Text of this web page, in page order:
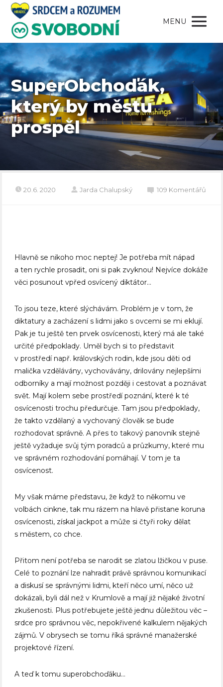
MENU
SuperObchoďák,
který by městu
prospěl
20.6. 2020 Jarda Chalupský 109 Komentářů
Hlavně se nikoho moc neptej! Je potřeba mít nápad
a ten rychle prosadit, oni si pak zvyknou! Nejvíce dokáže
věci posunout vpřed osvícený diktátor…
To jsou teze, které slýchávám. Problém je v tom, že
diktatury a zacházení s lidmi jako s ovcemi se mi eklují.
Pak je tu ještě ten prvek osvícenosti, který má ale také
určité předpoklady. Uměl bych si to představit
v prostředí např. královských rodin, kde jsou děti od
malička vzdělávány, vychovávány, drilovány nejlepšími
odborníky a mají možnost později i cestovat a poznávat
svět. Mají kolem sebe prostředí poznání, které k té
osvícenosti trochu předurčuje. Tam jsou předpoklady,
že takto vzdělaný a vychovaný člověk se bude
rozhodovat správně. A přes to takový panovník stejně
ještě vyžaduje svůj tým poradců a průzkumy, které mu
ve správném rozhodování pomáhají. V tom je ta
osvícenost.
My však máme představu, že když to někomu ve
volbách cinkne, tak mu rázem na hlavě přistane koruna
osvícenosti, získal jackpot a může si čtyři roky dělat
s městem, co chce.
Přitom není potřeba se narodit se zlatou lžičkou v puse.
Celé to poznání lze nahradit právě správnou komunikací
a diskusí se správnými lidmi, kteří něco umí, něco už
dokázali, byli dál než v Krumlově a mají již nějaké životní
zkušenosti. Plus potřebujete ještě jednu důležitou věc –
srdce pro správnou věc, nepokřivené kalkulem nějakých
zájmů. V obrysech se tomu říká správné manažerské
projektové řízení.
A teď k tomu superobchoďáku…